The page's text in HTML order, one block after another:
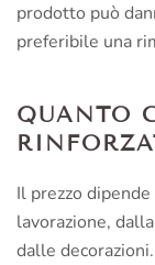
prodotto può
preferibile una
QUANTO
Il prezzo
lavorazione,
dalle